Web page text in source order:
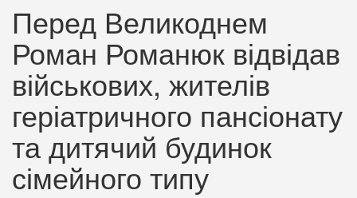
Перед Великоднем
Роман Романюк відвідав
військових, жителів
геріатричного пансіонату
та дитячий будинок
сімейного типу